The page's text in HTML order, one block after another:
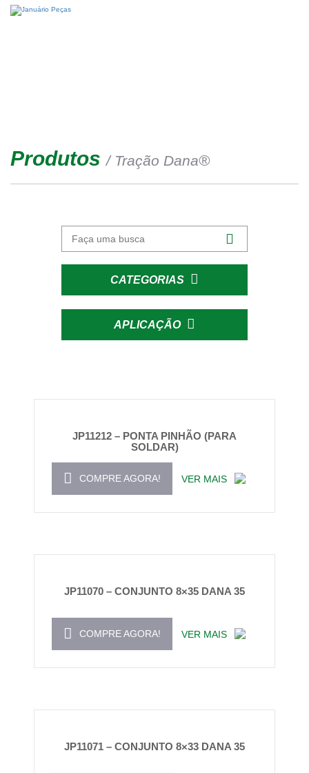
Produtos/ Tração Dana®
CATEGORIAS
APLICAÇÃO
JP11212 – PONTA PINHÃO (PARA
SOLDAR)
COMPRE AGORA! VER MAIS
JP11070 – CONJUNTO 8×35 DANA 35
COMPRE AGORA! VER MAIS
JP11071 – CONJUNTO 8×33 DANA 35